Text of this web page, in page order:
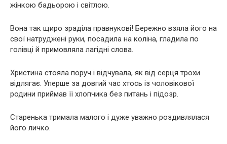
жінкою бадьорою і світлою.
Вона так щиро зраділа правнукові! Бережно взяла його на
свої натруджені руки, посадила на коліна, гладила по
голівці й примовляла лагідні слова.
Христина стояла поруч і відчувала, як від серця трохи
відлягає. Уперше за довгий час хтось із чоловікової
родини приймав її хлопчика без питань і підозр.
Старенька тримала малого і дуже уважно роздивлялася
його личко.